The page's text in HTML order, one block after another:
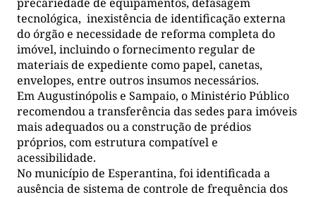
tecnológica, inexistência de identificação externa
do órgão e necessidade de reforma completa do
imóvel, incluindo o fornecimento regular de
materiais de expediente como papel, canetas,
envelopes, entre outros insumos necessários.
Em Augustinópolis e Sampaio, o Ministério Público
recomendou a transferência das sedes para imóveis
mais adequados ou a construção de prédios
próprios, com estrutura compatível e
acessibilidade.
No município de Esperantina, foi identificada a
ausência de sistema de controle de frequência dos